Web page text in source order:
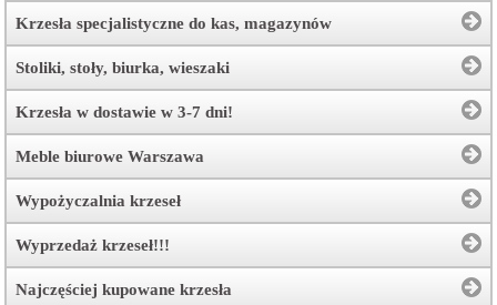
Krzesła specjalistyczne do kas, magazynów
Stoliki, stoły, biurka, wieszaki
Krzesła w dostawie w 3-7 dni!
Meble biurowe Warszawa
Wypożyczalnia krzeseł
Wyprzedaż krzeseł!!!
Najczęściej kupowane krzesła